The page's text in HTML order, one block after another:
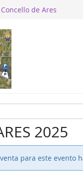
de Ares
2025
para este evento